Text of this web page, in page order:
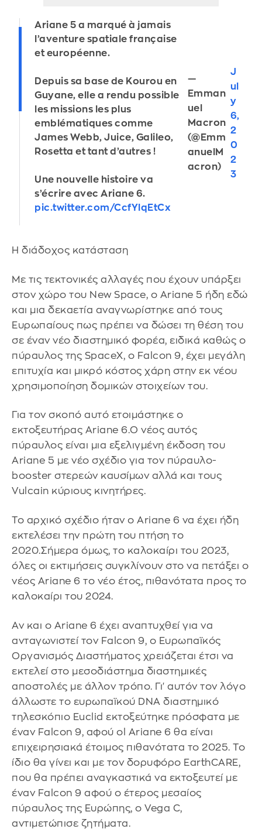
Ariane 5 a marqué à jamais
l’aventure spatiale française
et européenne.
Depuis sa base de Kourou en
Guyane, elle a rendu possible
les missions les plus
emblématiques comme
James Webb, Juice, Galileo,
Rosetta et tant d’autres !
Une nouvelle histoire va
s’écrire avec Ariane 6.
pic.twitter.com/CcfYlqEtCx
—
Emman
uel
Macron
(@Emm
anuelM
acron)
J
ul
y
6,
2
0
2
3
Η διάδοχος κατάσταση
Με τις τεκτονικές αλλαγές που έχουν υπάρξει
στον χώρο του New Space, ο Ariane 5 ήδη εδώ
και μια δεκαετία αναγνωρίστηκε από τους
Ευρωπαίους πως πρέπει να δώσει τη θέση του
σε έναν νέο διαστημικό φορέα, ειδικά καθώς ο
πύραυλος της SpaceX, ο Falcon 9, έχει μεγάλη
επιτυχία και μικρό κόστος χάρη στην εκ νέου
χρησιμοποίηση δομικών στοιχείων του.
Για τον σκοπό αυτό ετοιμάστηκε ο
εκτοξευτήρας Ariane 6.Ο νέος αυτός
πύραυλος είναι μια εξελιγμένη έκδοση του
Ariane 5 με νέο σχέδιο για τον πύραυλο-
booster στερεών καυσίμων αλλά και τους
Vulcain κύριους κινητήρες.
Το αρχικό σχέδιο ήταν ο Αriane 6 να έχει ήδη
εκτελέσει την πρώτη του πτήση το
2020.Σήμερα όμως, το καλοκαίρι του 2023,
όλες οι εκτιμήσεις συγκλίνουν στο να πετάξει ο
νέος Ariane 6 το νέο έτος, πιθανότατα προς το
καλοκαίρι του 2024.
Αν και ο Ariane 6 έχει αναπτυχθεί για να
ανταγωνιστεί τον Falcon 9, ο Ευρωπαϊκός
Οργανισμός Διαστήματος χρειάζεται έτσι να
εκτελεί στο μεσοδιάστημα διαστημικές
αποστολές με άλλον τρόπο. Γι' αυτόν τον λόγο
άλλωστε το ευρωπαϊκού DNA διαστημικό
τηλεσκόπιο Euclid εκτοξεύτηκε πρόσφατα με
έναν Falcon 9, αφού οl Ariane 6 θα είναι
επιχειρησιακά έτοιμος πιθανότατα το 2025. Το
ίδιο θα γίνει και με τον δορυφόρο EarthCARE,
που θα πρέπει αναγκαστικά να εκτοξευτεί με
έναν Falcon 9 αφού ο έτερος μεσαίος
πύραυλος της Ευρώπης, ο Vega C,
αντιμετώπισε ζητήματα.